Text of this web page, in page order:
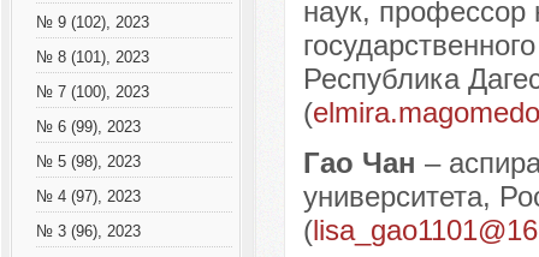
№ 9 (102), 2023
№ 8 (101), 2023
№ 7 (100), 2023
№ 6 (99), 2023
№ 5 (98), 2023
№ 4 (97), 2023
№ 3 (96), 2023
наук, профессор
Республика
(
Гао Чан –
университета,
(